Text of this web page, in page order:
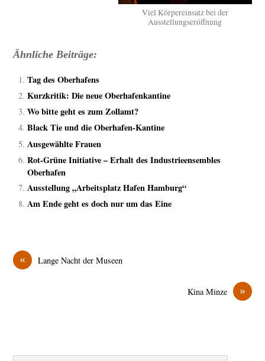
Viel Körpereinsatz bei der
Ausstellungseröffnung
Ähnliche Beiträge:
Tag des Oberhafens
Kurzkritik: Die neue Oberhafenkantine
Wo bitte geht es zum Zollamt?
Black Tie und die Oberhafen-Kantine
Ausgewählte Frauen
Rot-Grüne Initiative – Erhalt des Industrieensembles
Oberhafen
Ausstellung „Arbeitsplatz Hafen Hamburg“
Am Ende geht es doch nur um das Eine
« Lange Nacht der Museen
»
Kina Minze